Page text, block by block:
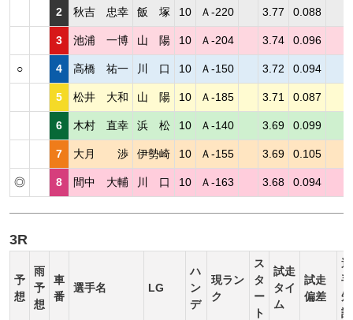
2 秋吉 忠幸 飯 塚 10 Ａ-220 3.77 0.088
3 池浦 一博 山 陽 10 Ａ-204 3.74 0.096
○ 4 高橋 祐一 川 口 10 Ａ-150 3.72 0.094
5 松井 大和 山 陽 10 Ａ-185 3.71 0.087
6 木村 直幸 浜 松 10 Ａ-140 3.69 0.099
7 大月 渉 伊勢崎 10 Ａ-155 3.69 0.105
◎ 8 間中 大輔 川 口 10 Ａ-163 3.68 0.094
3R
予
想
雨
予
想
車
番
選手名 LG
ハ
ン
デ
現ラン
ク
ス
タ
ー
ト
試走
タイ
ム
試走
偏差
選
手
短
評